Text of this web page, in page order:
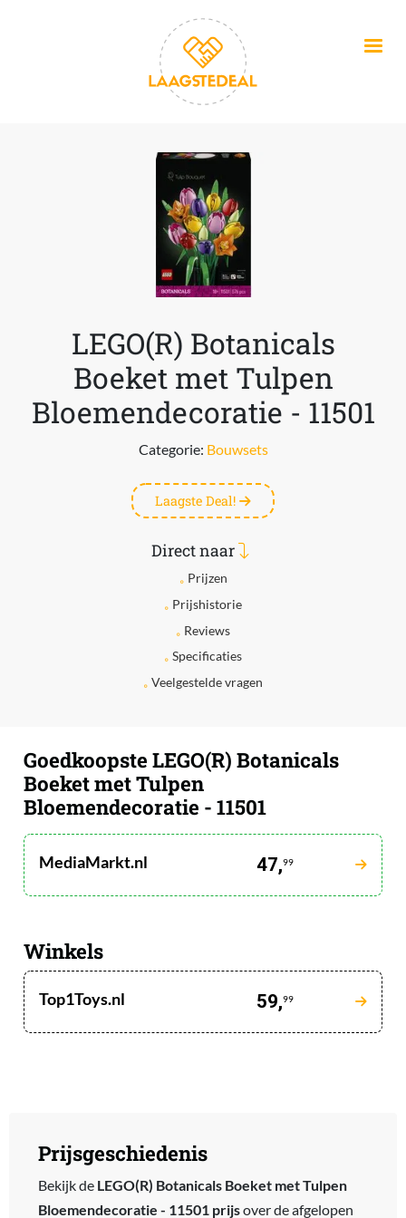
LEGO(R) Botanicals
Boeket met Tulpen
Bloemendecoratie - 11501
Categorie: Bouwsets
Laagste Deal!
Direct naar
Prijzen
Prijshistorie
Reviews
Specificaties
Veelgestelde vragen
Goedkoopste LEGO(R) Botanicals
Boeket met Tulpen
Bloemendecoratie - 11501
MediaMarkt.nl 47,99
Winkels
Top1Toys.nl 59,99
Prijsgeschiedenis
Bekijk de LEGO(R) Botanicals Boeket met Tulpen
Bloemendecoratie - 11501 prijsover de afgelopen